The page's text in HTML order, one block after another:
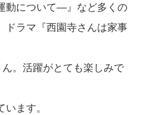
動について―』など多くの
ドラマ『西園寺さんは家事
。活躍がとても楽しみで
ます。